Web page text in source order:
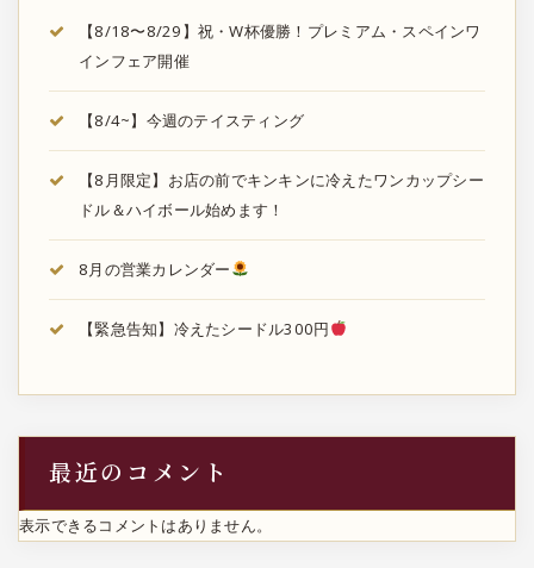
【8/18〜8/29】祝・W杯優勝！プレミアム・スペインワ
インフェア開催
【8/4~】今週のテイスティング
【8月限定】お店の前でキンキンに冷えたワンカップシー
ドル＆ハイボール始めます！
8月の営業カレンダー
【緊急告知】冷えたシードル300円
最近のコメント
表示できるコメントはありません。